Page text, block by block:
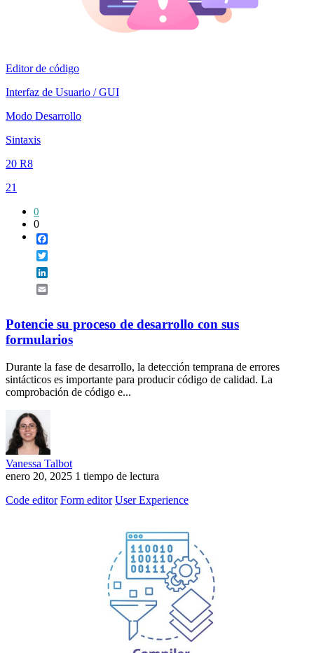
Editor de código
Interfaz de Usuario / GUI
Modo Desarrollo
Sintaxis
20 R8
21
0
0
Potencie su proceso de desarrollo con sus
formularios
Durante la fase de desarrollo, la detección temprana de errores
sintácticos es importante para producir código de calidad. La
comprobación de código e...
Vanessa Talbot
enero 20, 2025 1 tiempo de lectura
Code editor Form editor User Experience